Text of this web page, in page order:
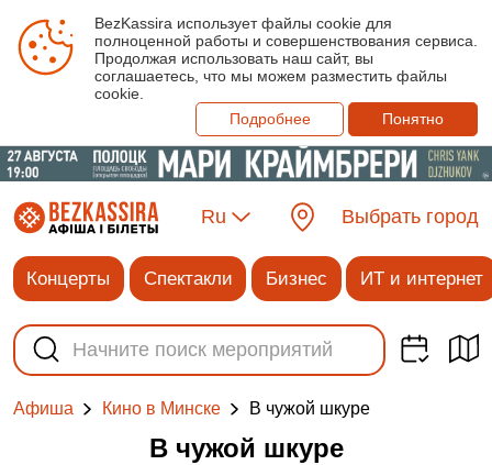
BezKassira использует файлы cookie для
полноценной работы и совершенствования сервиса.
Продолжая использовать наш сайт, вы
соглашаетесь, что мы можем разместить файлы
cookie.
Подробнее
Понятно
Ru Выбрать город
Концерты Спектакли Бизнес ИТ и интернет
Афиша Кино в Минске В чужой шкуре
В чужой шкуре